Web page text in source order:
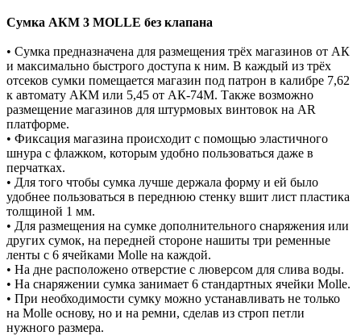
Сумка АКМ 3 MOLLE без клапана
• Сумка предназначена для размещения трёх магазинов от АК
и максимально быстрого доступа к ним. В каждый из трёх
отсеков сумки помещается магазин под патрон в калибре 7,62
к автомату АКМ или 5,45 от АК-74М. Также возможно
размещение магазинов для штурмовых винтовок на AR
платформе.
• Фиксация магазина происходит с помощью эластичного
шнура с флажком, которым удобно пользоваться даже в
перчатках.
• Для того чтобы сумка лучше держала форму и ей было
удобнее пользоваться в переднюю стенку вшит лист пластика
толщиной 1 мм.
• Для размещения на сумке дополнительного снаряжения или
других сумок, на передней стороне нашиты три ременные
ленты с 6 ячейками Molle на каждой.
• На дне расположено отверстие с люверсом для слива воды.
• На снаряжении сумка занимает 6 стандартных ячейки Molle.
• При необходимости сумку можно устанавливать не только
на Molle основу, но и на ремни, сделав из строп петли
нужного размера.